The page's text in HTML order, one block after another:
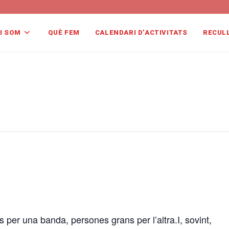
SOM QUÈ FEM CALENDARI D’ACTIVITATS
una banda, persones grans per l’altra.I, sovint,